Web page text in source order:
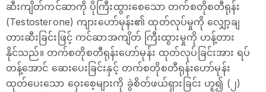
ဆီးကျိတ်ကင်ဆာကို ပိုကြီးထွားစေသော တက်စတိုစတီရုန်း
(Testosterone) ကျားဟော်မုန်း၏ ထုတ်လုပ်မှုကို လျှော့ချ
တားဆီးခြင်းဖြင့် ကင်ဆာအကျိတ် ကြီးထွားမှုကို ဟန့်တား
နိုင်သည်။ တက်စတိုစတီရုန်းဟော်မုန်း ထုတ်လုပ်ခြင်းအား ရပ်
တန့်အောင် ဆေးပေးခြင်းနှင့် တက်စတိုစတီရုန်းဟော်မုန်း
ထုတ်ပေးသော ဝှေးစေ့များကို ခွဲစိတ်ဖယ်ရှားခြင်း ဟူ၍ (၂)